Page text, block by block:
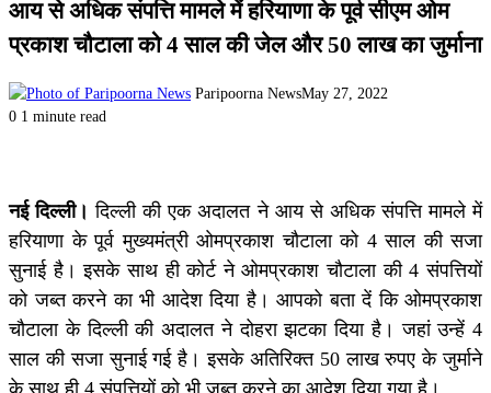
आय से अधिक संपत्ति मामले में हरियाणा के पूर्व सीएम ओम
प्रकाश चौटाला को 4 साल की जेल और 50 लाख का जुर्माना
Paripoorna NewsMay 27, 2022
0 1 minute read
नई दिल्ली। दिल्ली की एक अदालत ने आय से अधिक संपत्ति मामले में
हरियाणा के पूर्व मुख्यमंत्री ओमप्रकाश चौटाला को 4 साल की सजा
सुनाई है। इसके साथ ही कोर्ट ने ओमप्रकाश चौटाला की 4 संपत्तियों
को जब्त करने का भी आदेश दिया है। आपको बता दें कि ओमप्रकाश
चौटाला के दिल्ली की अदालत ने दोहरा झटका दिया है। जहां उन्हें 4
साल की सजा सुनाई गई है। इसके अतिरिक्त 50 लाख रुपए के जुर्माने
के साथ ही 4 संपत्तियों को भी जब्त करने का आदेश दिया गया है।